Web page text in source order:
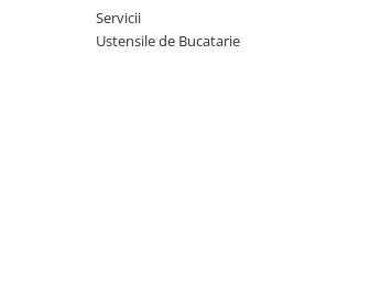
Ulei Wiberg Gastro
Servicii
Ustensile de Bucatarie